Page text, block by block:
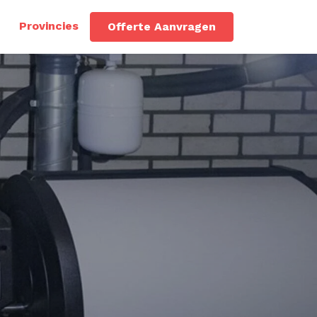
Provincies Offerte Aanvragen